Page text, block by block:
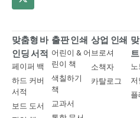
맞춤형 바
인딩 서적
페이퍼 백
하드 커버
서적
보드 도서
출판 인쇄
어린이 & 어
린이 책
색칠하기
책
교과서
상업 인쇄
브로셔
소책자
카탈로그
노
저
플